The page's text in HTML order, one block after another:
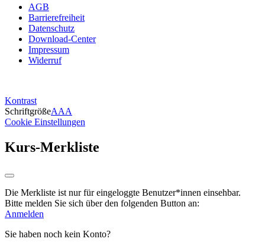
AGB
Barrierefreiheit
Datenschutz
Download-Center
Impressum
Widerruf
Kontrast
SchriftgrößeAAA
Cookie Einstellungen
Kurs-Merkliste
Die Merkliste ist nur für eingeloggte Benutzer*innen einsehbar.
Bitte melden Sie sich über den folgenden Button an:
Anmelden
Sie haben noch kein Konto?